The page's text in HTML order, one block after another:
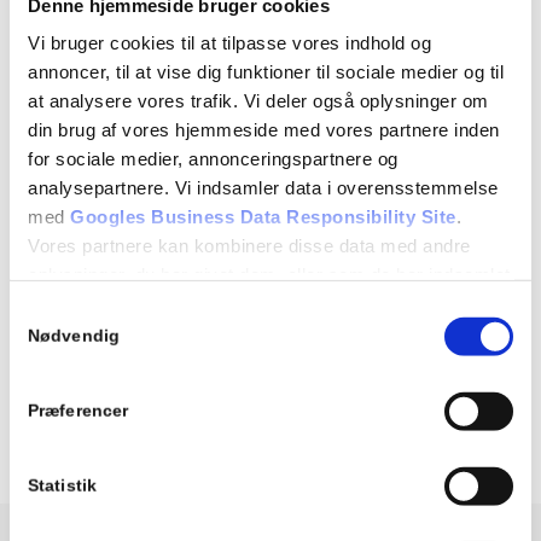
Denne hjemmeside bruger cookies
Vi bruger cookies til at tilpasse vores indhold og
annoncer, til at vise dig funktioner til sociale medier og til
at analysere vores trafik. Vi deler også oplysninger om
din brug af vores hjemmeside med vores partnere inden
for sociale medier, annonceringspartnere og
analysepartnere. Vi indsamler data i overensstemmelse
med Googles Business Data Responsibility Site.
Vores partnere kan kombinere disse data med andre
Nødvendig
Præferencer
Statistik
Jeg kan varmt anbefale Zhanna, fordi hun er den bedste
til sit arbejde. Det er det bedste sted at få intim
voksbehandling i hyggelige omgivelser!